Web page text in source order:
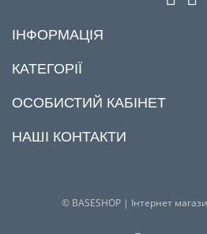
ІНФОРМАЦІЯ
КАТЕГОРІЇ
ОСОБИСТИЙ КАБІНЕТ
НАШІ КОНТАКТИ
© BASESHOP | Інтернет